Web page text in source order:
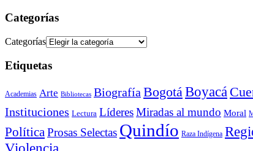
Categorías
Categorías
Etiquetas
Academias Arte Bibliotecas Biografía BogotáBoyacá
Instituciones Lectura LíderesMiradas al mundo Moral
PolíticaProsas Selectas Quindío Raza Indígena